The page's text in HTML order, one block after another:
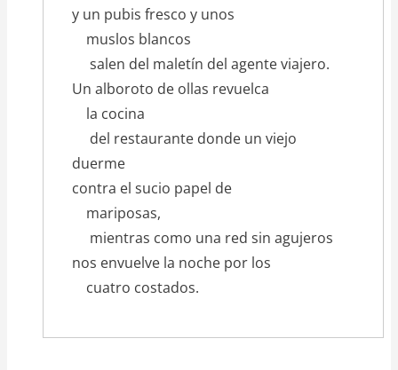
y un pubis fresco y unos
muslos blancos
salen del maletín del agente viajero.
Un alboroto de ollas revuelca
la cocina
del restaurante donde un viejo
duerme
contra el sucio papel de
mariposas,
mientras como una red sin agujeros
nos envuelve la noche por los
cuatro costados.